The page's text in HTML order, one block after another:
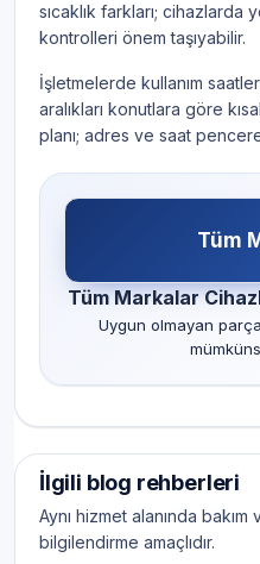
sıcaklık farkları; cihazlarda
kontrolleri önem taşıyabilir.
İşletmelerde kullanım
aralıkları konutlara göre
planı; adres ve saat
Tüm
Tüm Markalar
Uygun olmayan
İlgili blog rehberleri
Aynı hizmet alanında bakım
bilgilendirme amaçlıdır.